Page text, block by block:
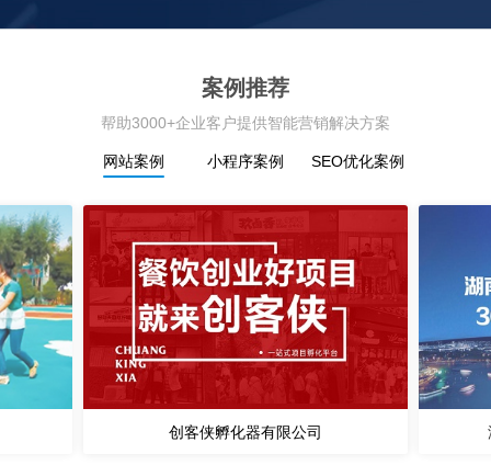
案例推荐
帮助3000+企业客户提供智能营销解决方案
网站案例 小程序案例 SEO优化案例
创客侠孵化器有限公司